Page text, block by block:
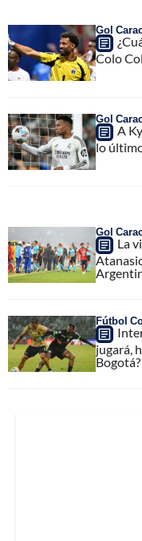
Gol
Colo
Gol
A
lo
Gol
La
Fútbol
jugará,
Bogotá?